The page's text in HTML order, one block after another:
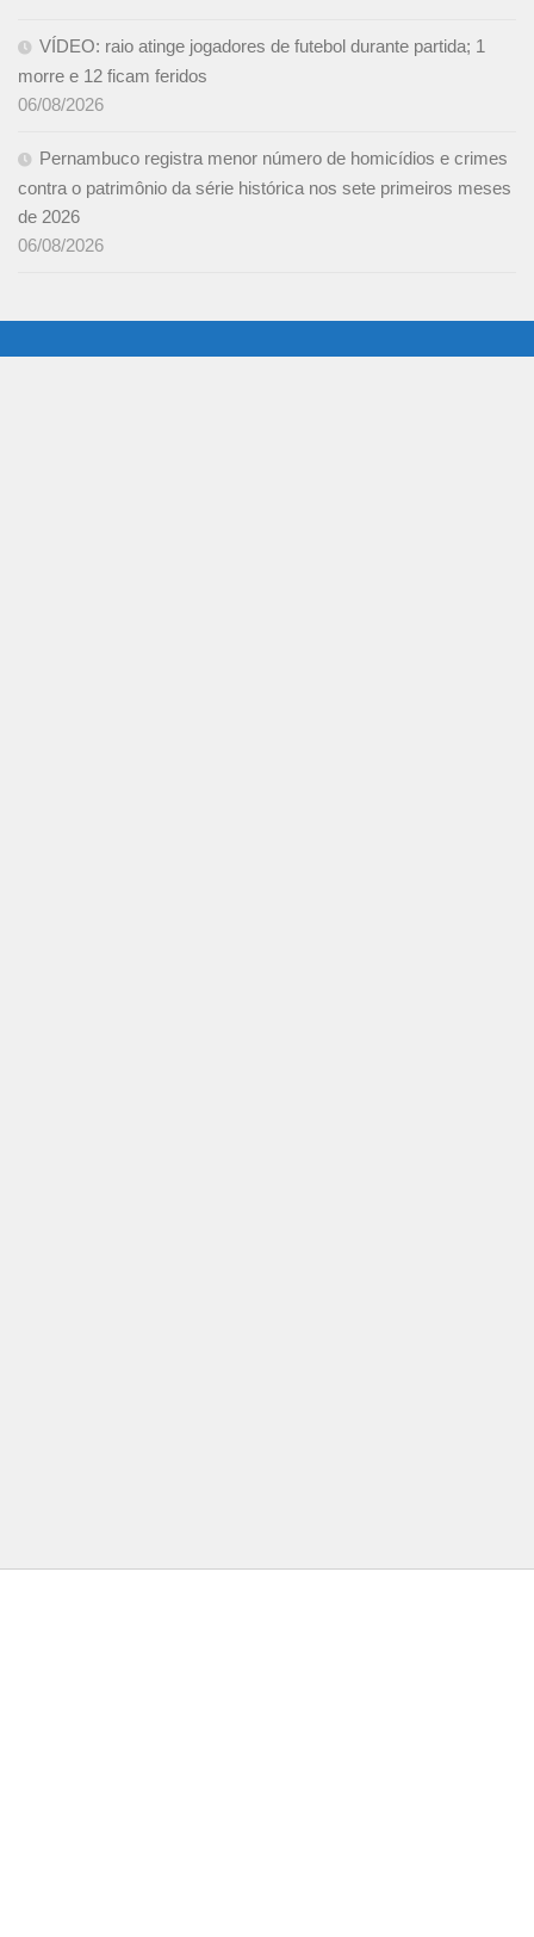
VÍDEO: raio atinge jogadores de futebol durante partida; 1
morre e 12 ficam feridos
06/08/2026
Pernambuco registra menor número de homicídios e crimes
contra o patrimônio da série histórica nos sete primeiros meses
de 2026
06/08/2026